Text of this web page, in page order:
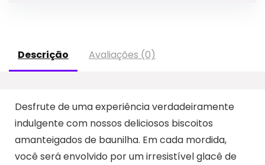
Descrição Avaliações (0)
Desfrute de uma experiência verdadeiramente
indulgente com nossos deliciosos biscoitos
amanteigados de baunilha. Em cada mordida,
você será envolvido por um irresistível glacê de